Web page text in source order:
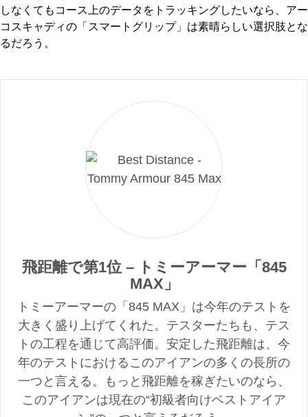
しなくてもコース上のデータをトラッキングしたいなら、アー
コスキャディの「スマートグリップ」は素晴らしい選択肢とな
るだろう。
飛距離で第1位 – トミーアーマー「845
MAX」
トミーアーマーの「845 MAX」は今年のテストを
大きく盛り上げてくれた。テスターたちも、テス
トの工程を通じて高評価。安定した飛距離は、今
年のテストにおけるこのアイアンの多くの長所の
一つと言える。もっと飛距離を稼ぎたいのなら、
このアイアンは現在の“初級者向けベストアイア